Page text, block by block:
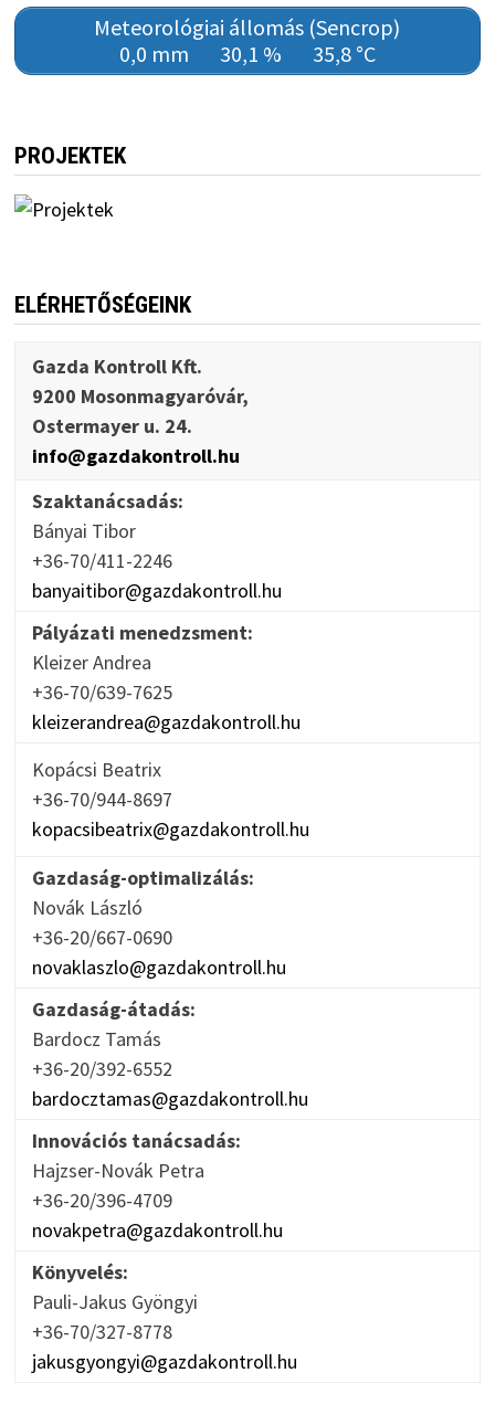
Meteorológiai állomás (Sencrop)
0,0 mm
30,1 % 35,8 °C
PROJEKTEK
ELÉRHETŐSÉGEINK
Gazda Kontroll Kft.
9200 Mosonmagyaróvár,
Ostermayer u. 24.
info@gazdakontroll.hu
Szaktanácsadás:
Bányai Tibor
+36-70/411-2246
banyaitibor@gazdakontroll.hu
Pályázati menedzsment:
Kleizer Andrea
+36-70/639-7625
kleizerandrea@gazdakontroll.hu
Kopácsi Beatrix
+36-70/944-8697
kopacsibeatrix@gazdakontroll.hu
Gazdaság-optimalizálás:
Novák László
+36-20/667-0690
novaklaszlo@gazdakontroll.hu
Gazdaság-átadás:
Bardocz Tamás
+36-20/392-6552
bardocztamas@gazdakontroll.hu
Innovációs tanácsadás:
Hajzser-Novák Petra
+36-20/396-4709
novakpetra@gazdakontroll.hu
Könyvelés:
Pauli-Jakus Gyöngyi
+36-70/327-8778
jakusgyongyi@gazdakontroll.hu